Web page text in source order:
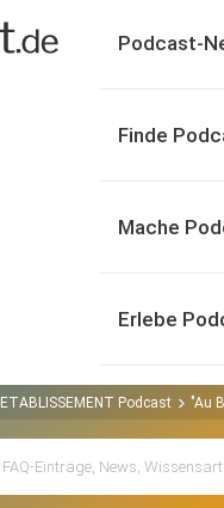
Podcast-
Finde
Mache
Erlebe
ETABLISSEMENT Podcast "Au